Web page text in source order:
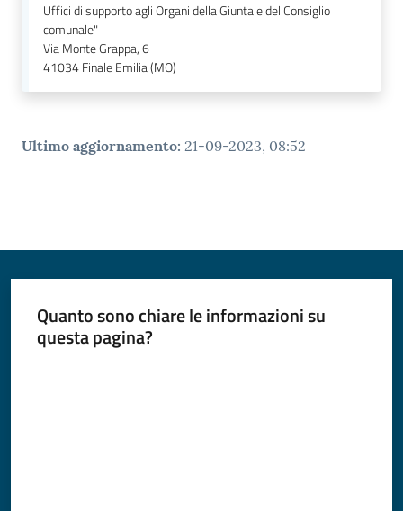
Uffici di supporto agli Organi della Giunta e del Consiglio
comunale"
Via Monte Grappa, 6
41034Finale Emilia (MO)
Ultimo aggiornamento: 21-09-2023, 08:52
Quanto sono chiare le informazioni su
questa pagina?